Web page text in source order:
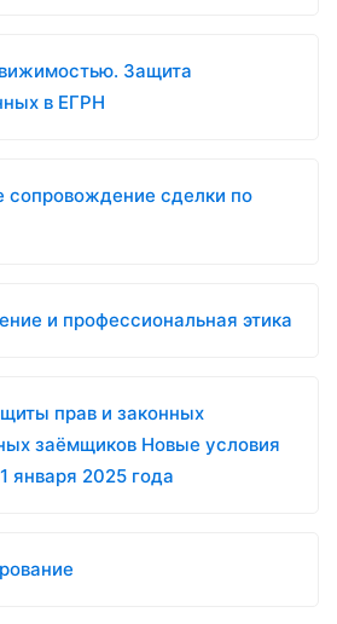
Защита
в ЕГРН
сопровождение сделки по
и профессиональная этика
прав и законных
заёмщиков Новые условия
января 2025 года